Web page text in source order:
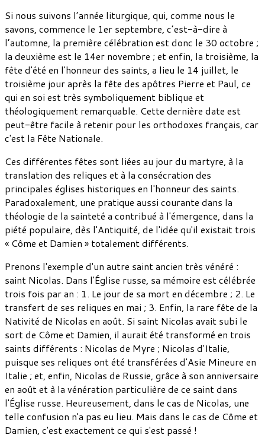
Si nous suivons l’année liturgique, qui, comme nous le
savons, commence le 1er septembre, c’est-à-dire à
l’automne, la première célébration est donc le 30 octobre ;
la deuxième est le 14er novembre ; et enfin, la troisième, la
fête d'été en l'honneur des saints, a lieu le 14 juillet, le
troisième jour après la fête des apôtres Pierre et Paul, ce
qui en soi est très symboliquement biblique et
théologiquement remarquable. Cette dernière date est
peut-être facile à retenir pour les orthodoxes français, car
c'est la Fête Nationale.
Ces différentes fêtes sont liées au jour du martyre, à la
translation des reliques et à la consécration des
principales églises historiques en l'honneur des saints.
Paradoxalement, une pratique aussi courante dans la
théologie de la sainteté a contribué à l'émergence, dans la
piété populaire, dès l'Antiquité, de l'idée qu'il existait trois
« Côme et Damien » totalement différents.
Prenons l'exemple d'un autre saint ancien très vénéré :
saint Nicolas. Dans l'Église russe, sa mémoire est célébrée
trois fois par an : 1. Le jour de sa mort en décembre ; 2. Le
transfert de ses reliques en mai ; 3. Enfin, la rare fête de la
Nativité de Nicolas en août. Si saint Nicolas avait subi le
sort de Côme et Damien, il aurait été transformé en trois
saints différents : Nicolas de Myre ; Nicolas d'Italie,
puisque ses reliques ont été transférées d'Asie Mineure en
Italie ; et, enfin, Nicolas de Russie, grâce à son anniversaire
en août et à la vénération particulière de ce saint dans
l'Église russe. Heureusement, dans le cas de Nicolas, une
telle confusion n'a pas eu lieu. Mais dans le cas de Côme et
Damien, c'est exactement ce qui s'est passé !